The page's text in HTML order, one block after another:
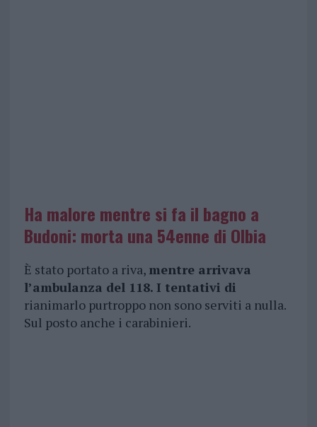
Ha malore mentre si fa il bagno a
Budoni: morta una 54enne di Olbia
È stato portato a riva, mentre arrivava
l’ambulanza del 118. I tentativi di
rianimarlo purtroppo non sono serviti a nulla.
Sul posto anche i carabinieri.